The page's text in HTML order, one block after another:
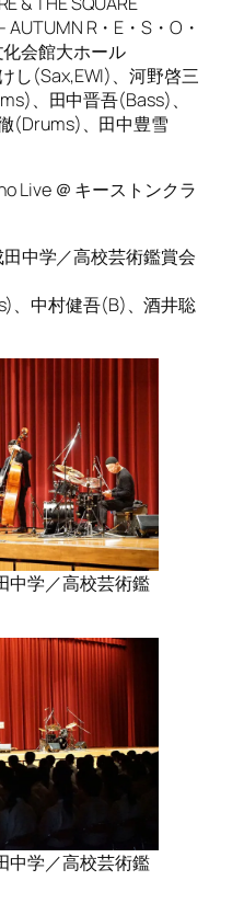
R・E・S・O・
会館大ホール
し(Sax,EWI)、河野啓三
、田中晋吾(Bass)、
(Drums)、田中豊雪
Live ＠ キーストンクラ
中学／高校芸術鑑賞会
、中村健吾(B)、酒井聡
中学／高校芸術鑑
中学／高校芸術鑑